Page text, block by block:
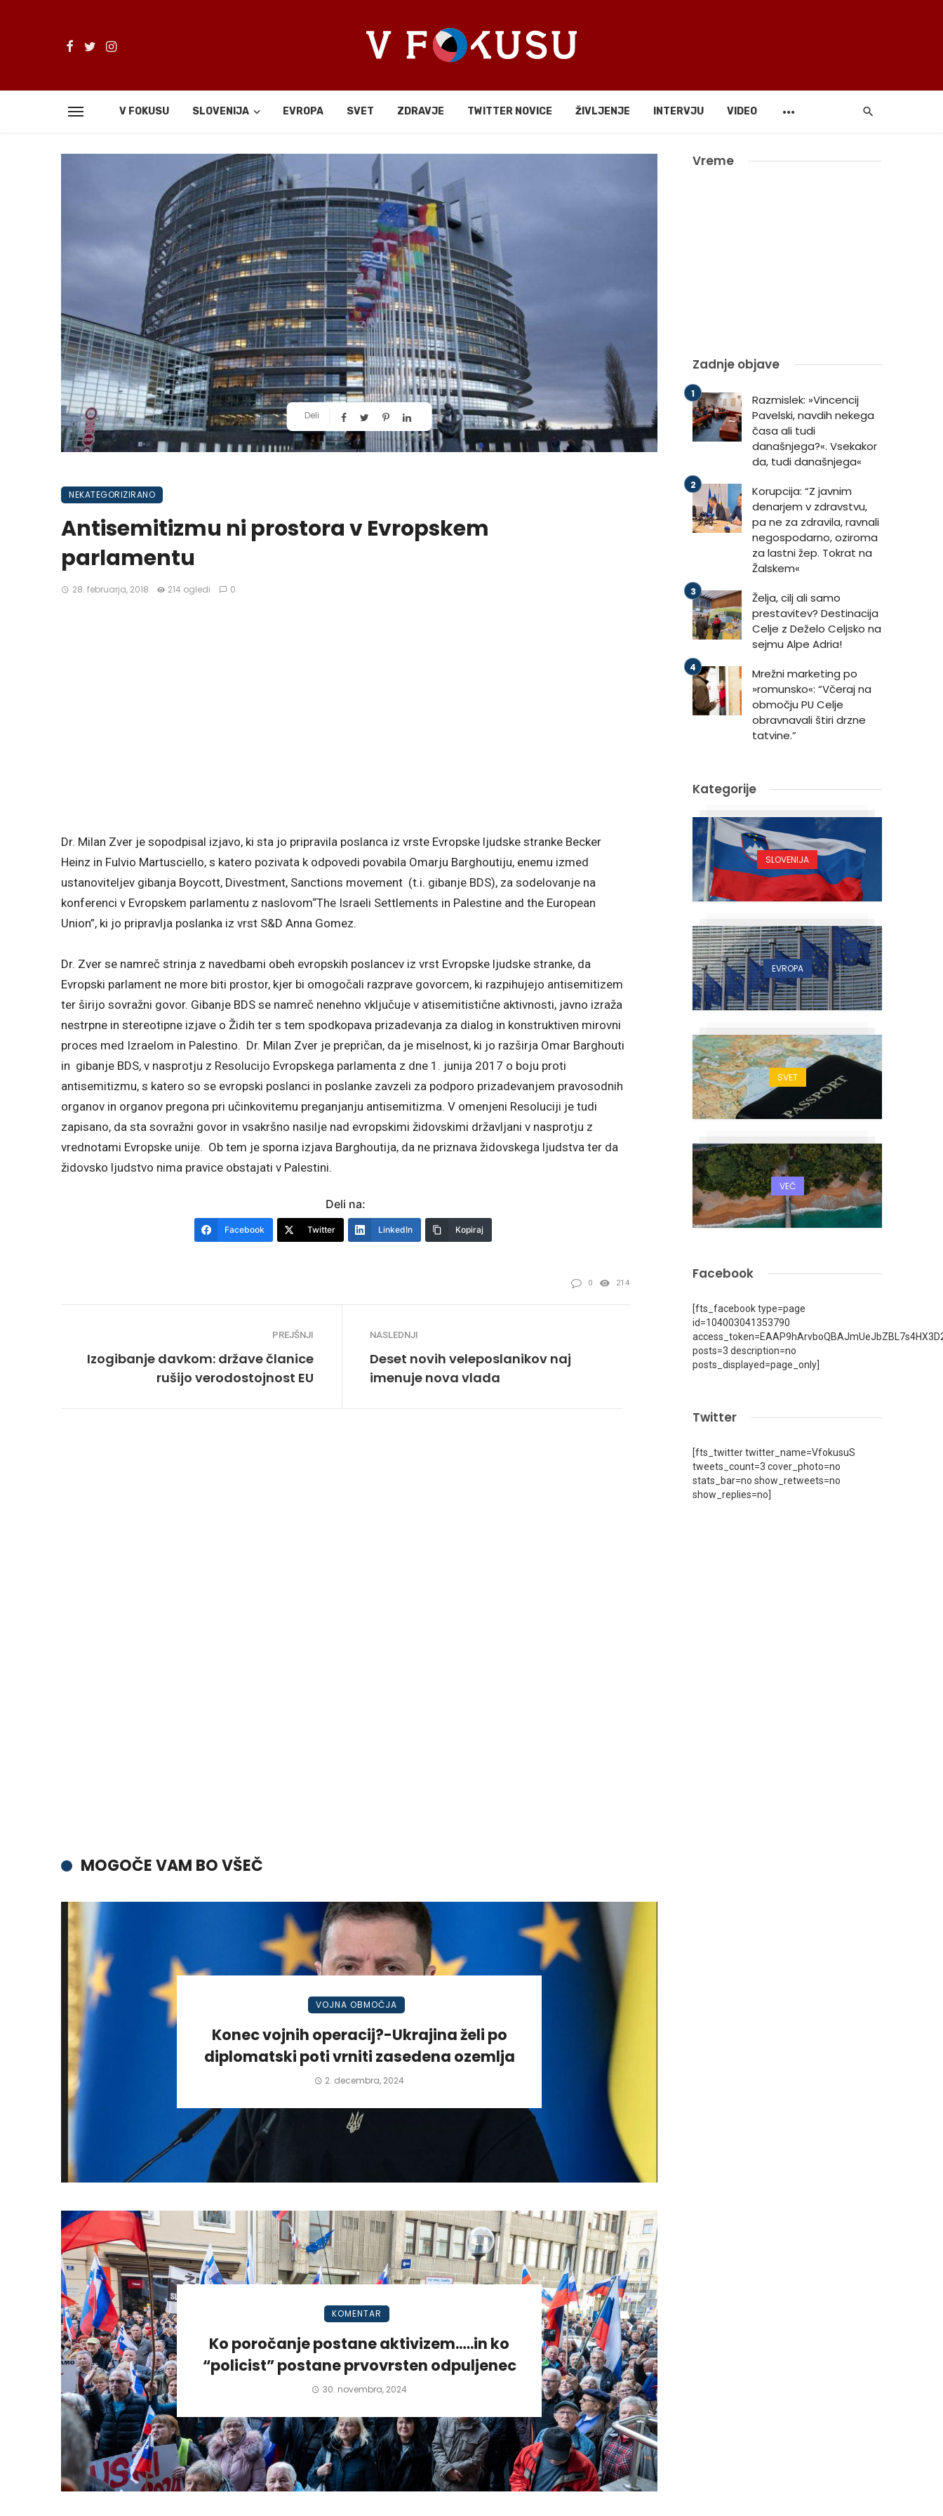
V FOKUSU SLOVENIJA EVROPA SVET ZDRAVJE TWITTER NOVICE ŽIVLJENJE INTERVJU VIDEO
Deli
NEKATEGORIZIRANO
Antisemitizmu ni prostora v Evropskem
parlamentu
28. februarja, 2018 214 ogledi 0
Dr. Milan Zver je sopodpisal izjavo, ki sta jo pripravila poslanca iz vrste Evropske ljudske stranke Becker
Heinz in Fulvio Martusciello, s katero pozivata k odpovedi povabila Omarju Barghoutiju, enemu izmed
ustanoviteljev gibanja Boycott, Divestment, Sanctions movement (t.i. gibanje BDS), za sodelovanje na
konferenci v Evropskem parlamentu z naslovom“The Israeli Settlements in Palestine and the European
Union”, ki jo pripravlja poslanka iz vrst S&D Anna Gomez.
Dr. Zver se namreč strinja z navedbami obeh evropskih poslancev iz vrst Evropske ljudske stranke, da
Evropski parlament ne more biti prostor, kjer bi omogočali razprave govorcem, ki razpihujejo antisemitizem
ter širijo sovražni govor. Gibanje BDS se namreč nenehno vključuje v atisemitistične aktivnosti, javno izraža
nestrpne in stereotipne izjave o Židih ter s tem spodkopava prizadevanja za dialog in konstruktiven mirovni
proces med Izraelom in Palestino. Dr. Milan Zver je prepričan, da je miselnost, ki jo razširja Omar Barghouti
in gibanje BDS, v nasprotju z Resolucijo Evropskega parlamenta z dne 1. junija 2017 o boju proti
antisemitizmu, s katero so se evropski poslanci in poslanke zavzeli za podporo prizadevanjem pravosodnih
organov in organov pregona pri učinkovitemu preganjanju antisemitizma. V omenjeni Resoluciji je tudi
zapisano, da sta sovražni govor in vsakršno nasilje nad evropskimi židovskimi državljani v nasprotju z
vrednotami Evropske unije. Ob tem je sporna izjava Barghoutija, da ne priznava židovskega ljudstva ter da
židovsko ljudstvo nima pravice obstajati v Palestini.
Deli na:
Facebook Twitter LinkedIn Kopiraj
0 214
PREJŠNJI
Izogibanje davkom: države članice
rušijo verodostojnost EU
NASLEDNJI
Deset novih veleposlanikov naj
imenuje nova vlada
MOGOČE VAM BO VŠEČ
VOJNA OBMOČJA
Konec vojnih operacij?-Ukrajina želi po
diplomatski poti vrniti zasedena ozemlja
2. decembra, 2024
KOMENTAR
Ko poročanje postane aktivizem.….in ko
“policist” postane prvovrsten odpuljenec
30. novembra, 2024
Vreme
Zadnje objave
Razmislek: »Vincencij
Pavelski, navdih nekega
časa ali tudi
današnjega?«. Vsekakor
da, tudi današnjega«
Korupcija: “Z javnim
denarjem v zdravstvu,
pa ne za zdravila, ravnali
negospodarno, oziroma
za lastni žep. Tokrat na
Žalskem«
Želja, cilj ali samo
prestavitev? Destinacija
Celje z Deželo Celjsko na
sejmu Alpe Adria!
Mrežni marketing po
»romunsko«: “Včeraj na
območju PU Celje
obravnavali štiri drzne
tatvine.”
Kategorije
SLOVENIJA
EVROPA
SVET
VEČ
Facebook
[fts_facebook type=page
id=104003041353790
posts=3 description=no
posts_displayed=page_only]
Twitter
[fts_twitter twitter_name=VfokusuS
tweets_count=3 cover_photo=no
stats_bar=no show_retweets=no
show_replies=no]